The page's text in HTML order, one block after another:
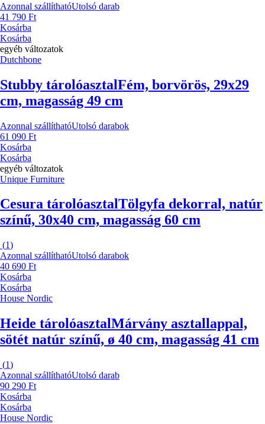
Azonnal szállíthatóUtolsó darab
41 790 Ft
Kosárba
Kosárba
egyéb változatok
Dutchbone
Stubby tárolóasztalFém, borvörös, 29x29
cm, magasság 49 cm
Azonnal szállíthatóUtolsó darabok
61 090 Ft
Kosárba
Kosárba
egyéb változatok
Unique Furniture
Cesura tárolóasztalTölgyfa dekorral, natúr
színű, 30x40 cm, magasság 60 cm
(1)
Azonnal szállíthatóUtolsó darabok
40 690 Ft
Kosárba
Kosárba
House Nordic
Heide tárolóasztalMárvány asztallappal,
sötét natúr színű, ø 40 cm, magasság 41 cm
(1)
Azonnal szállíthatóUtolsó darab
90 290 Ft
Kosárba
Kosárba
House Nordic